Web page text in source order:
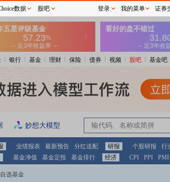
银行 基金 理财 保险 债券 视频 股吧 基金吧
妙想大模型
业绩报表 最新预告 分红送配 研报 个股研报 行
基金净值 基金定投 基金排行 经济 CPI PPI PMI
自选基金
数据 股吧 登录 我的菜单 证券